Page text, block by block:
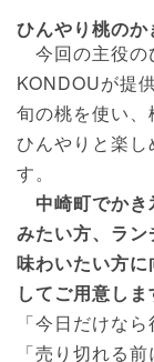
ひんやり桃の
今回の主役
KONDOUが提
旬の桃を使い、
ひんやりと楽
す。
中崎町でか
みたい方、ラ
味わいたい方
してご用意しま
「今日だけな
「売り切れる